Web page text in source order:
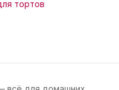
тортов